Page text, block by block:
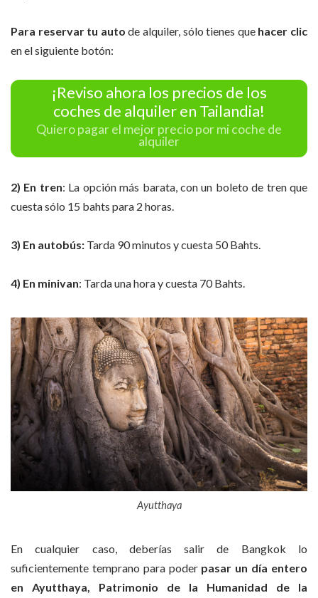
Para reservar tu auto de alquiler, sólo tienes quehacer clic
en el siguiente botón:
¡Reviso ahora los precios de los
coches de alquiler en Tailandia!
Quiero pagar el mejor precio por mi coche de
alquiler
2) En tren: La opción más barata, con un boleto de tren que
cuesta sólo 15 bahts para 2 horas.
3) En autobús: Tarda 90 minutos y cuesta 50 Bahts.
4) En minivan: Tarda una hora y cuesta 70 Bahts.
Ayutthaya
En cualquier caso, deberías salir de Bangkok lo
suficientemente temprano para poder pasar un día entero
en Ayutthaya, Patrimonio de la Humanidad de la